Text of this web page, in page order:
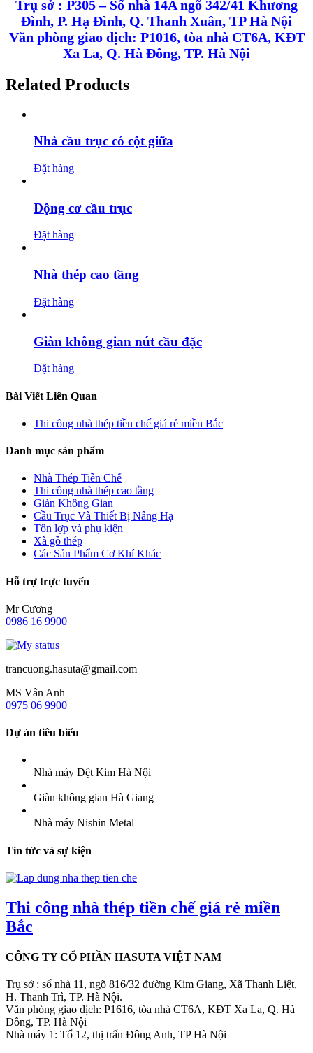
Trụ sở : P305 – Số nhà 14A ngõ 342/41 Khương
Đình, P. Hạ Đình, Q. Thanh Xuân, TP Hà Nội
Văn phòng giao dịch: P1016, tòa nhà CT6A, KĐT
Xa La, Q. Hà Đông, TP. Hà Nội
Related Products
Nhà cầu trục có cột giữa
Đặt hàng
Động cơ cầu trục
Đặt hàng
Nhà thép cao tầng
Đặt hàng
Giàn không gian nút cầu đặc
Đặt hàng
Bài Viết Liên Quan
Thi công nhà thép tiền chế giá rẻ miền Bắc
Danh mục sản phẩm
Nhà Thép Tiền Chế
Thi công nhà thép cao tầng
Giàn Không Gian
Cầu Trục Và Thiết Bị Nâng Hạ
Tôn lợp và phụ kiện
Xà gồ thép
Các Sản Phẩm Cơ Khí Khác
Hỗ trợ trực tuyến
Mr Cương
0986 16 9900
trancuong.hasuta@gmail.com
MS Vân Anh
0975 06 9900
Dự án tiêu biểu
Nhà máy Dệt Kim Hà Nội
Giàn không gian Hà Giang
Nhà máy Nishin Metal
Tin tức và sự kiện
Thi công nhà thép tiền chế giá rẻ miền
Bắc
CÔNG TY CỔ PHẦN HASUTA VIỆT NAM
Trụ sở : số nhà 11, ngõ 816/32 đường Kim Giang, Xã Thanh Liệt,
H. Thanh Trì, TP. Hà Nội.
Văn phòng giao dịch: P1616, tòa nhà CT6A, KĐT Xa La, Q. Hà
Đông, TP. Hà Nội
Nhà máy 1: Tổ 12, thị trấn Đông Anh, TP Hà Nội